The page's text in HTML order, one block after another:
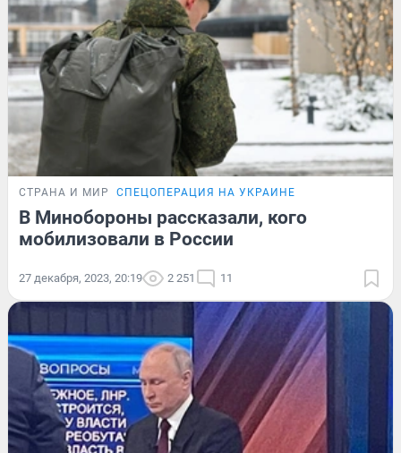
СТРАНА И МИР СПЕЦОПЕРАЦИЯ НА УКРАИНЕ
В Минобороны рассказали, кого
мобилизовали в России
27 декабря, 2023, 20:19 2 251 11